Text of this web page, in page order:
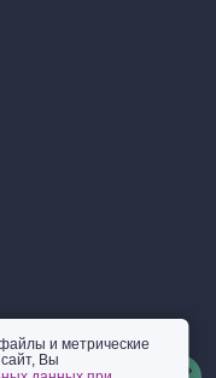
и метрические
Вы